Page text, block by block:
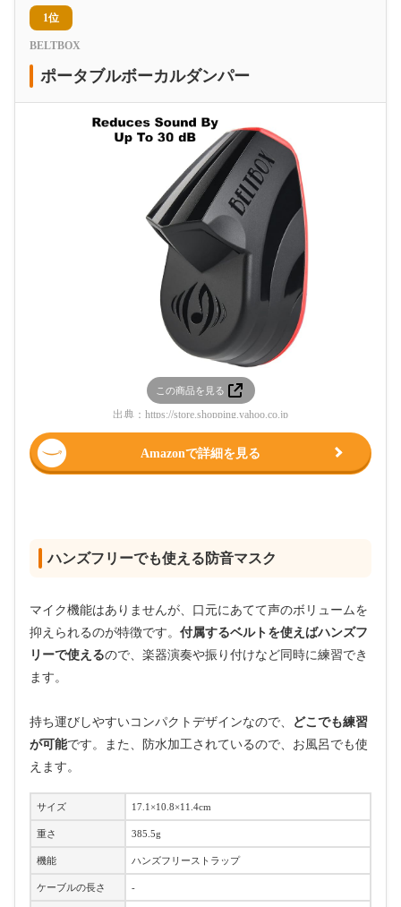
1位
BELTBOX
ポータブルボーカルダンパー
この商品を見る
出典： https://store.shopping.yahoo.co.jp
Amazonで詳細を見る
ハンズフリーでも使える防音マスク
マイク機能はありませんが、口元にあてて声のボリュームを
抑えられるのが特徴です。 付属するベルトを使えばハンズフ
リーで使えるので、楽器演奏や振り付けなど同時に練習でき
ます。
持ち運びしやすいコンパクトデザインなので、
どこでも練習
が可能です。また、防水加工されているので、お風呂でも使
えます。
サイズ 17.1×10.8×11.4cm
重さ 385.5g
機能 ハンズフリーストラップ
ケーブルの長さ -